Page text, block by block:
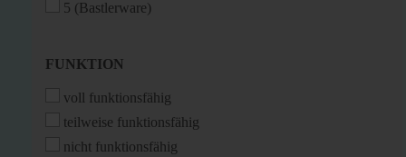
5 (Bastlerware)
FUNKTION
FUNKTION
voll funktionsfähig
teilweise funktionsfähig
nicht funktionsfähig